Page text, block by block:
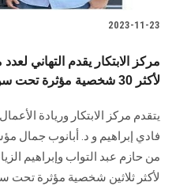
2023-11-23
مركز الابتكار يقدم التهاني
لأكثر 30 شخصية مؤثرة تحت سن الثلاثين في الشرق الأوسط
يتقدم مركز الابتكار وريادة
فادي إبراهيم و د. أبانوب جمال
من حازم عبد التواب وإبراهيم
لأكثر ثلاثين شخصية مؤثرة تحت